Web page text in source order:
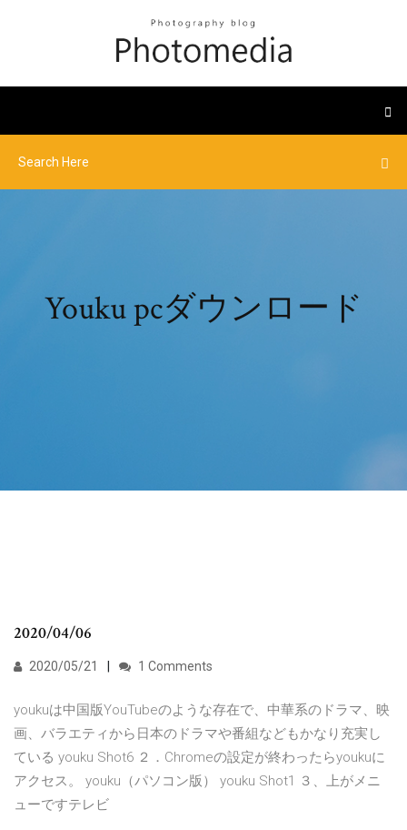
Youku pcダウンロード
2020/04/06
2020/05/21 1 Comments
youkuは中国版YouTubeのような存在で、中華系のドラマ、映
画、バラエティから日本のドラマや番組などもかなり充実し
ている youku Shot6 ２．Chromeの設定が終わったらyoukuに
アクセス。 youku（パソコン版） youku Shot1 ３、上がメニ
ューですテレビ